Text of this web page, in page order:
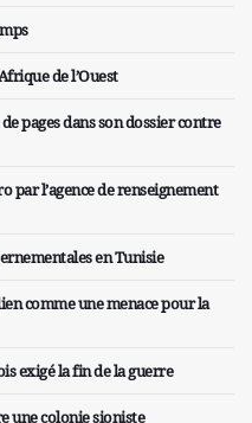
de l’Ouest
pages dans son dossier contre
par l’agence de renseignement
en Tunisie
comme une menace pour la
exigé la fin de la guerre
une colonie sioniste